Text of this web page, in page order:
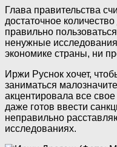
Глава правительства
достаточное
правильно
ненужные
экономике страны, ни
Иржи Руснок хочет,
заниматься
акцентировала все
даже готов ввести
неправильно
исследованиях.